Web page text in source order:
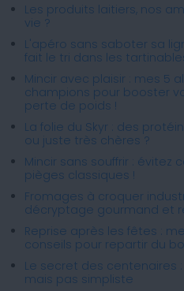
Les produits laitiers, nos
vie ?
L'apéro sans saboter sa
fait le tri dans les
Mincir avec plaisir : mes 5
champions pour booster
perte de poids !
La folie du Skyr : des
ou juste très chères ?
Mincir sans souffrir : évitez
pièges classiques !
Fromages à croquer
décryptage gourmand et
Reprise après les fêtes :
conseils pour repartir du
Le secret des centenaires
mais pas simpliste